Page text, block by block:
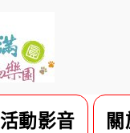
活動影音